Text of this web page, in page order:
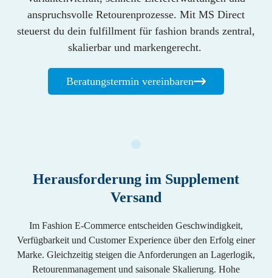
Wachsende Brands
Supplement
Fashion
Übersicht
Shopware
Adobe Commerce
Schweiz
Fulfillment Kalkulator
Funktionen
Systeme integrieren
International versenden
Zoll & Steuern automatisieren
Rücksendungen lokal managen
Partner
Unsere Partner für Logistik, Versand,
Management & Team
Kontakt / Support
anspruchsvolle Retourenprozesse. Mit MS Direct
steuerst du dein fulfillment für fashion brands zentral,
skalierbar und markengerecht.
Beratungstermin vereinbaren
Herausforderung im Supplement
Versand
Im Fashion E-Commerce entscheiden Geschwindigkeit,
Verfügbarkeit und Customer Experience über den Erfolg einer
Marke. Gleichzeitig steigen die Anforderungen an Lagerlogik,
Retourenmanagement und saisonale Skalierung. Hohe